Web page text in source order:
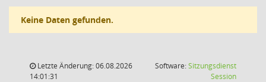
Keine Daten gefunden.
Letzte Änderung: 06.08.2026
14:01:31
Software:Sitzungsdienst
Session(Wird in